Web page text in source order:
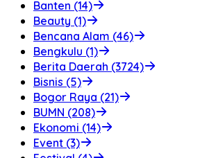
Banten (14)
Beauty (1)
Bencana Alam (46)
Bengkulu (1)
Berita Daerah (3724)
Bisnis (5)
Bogor Raya (21)
BUMN (208)
Ekonomi (14)
Event (3)